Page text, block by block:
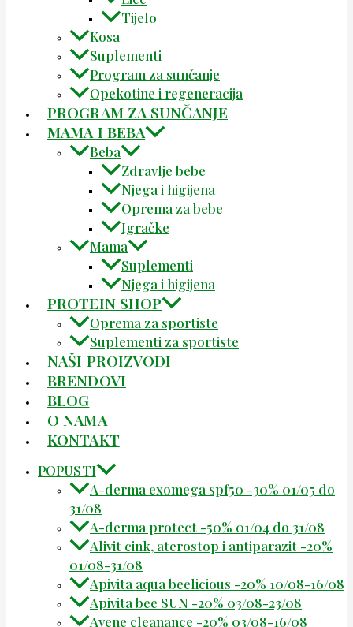
Tijelo
Kosa
Suplementi
Program za sunčanje
Opekotine i regeneracija
PROGRAM ZA SUNČANJE
MAMA I BEBA
Beba
Zdravlje bebe
Njega i higijena
Oprema za bebe
Igračke
Mama
Suplementi
Njega i higijena
PROTEIN SHOP
Oprema za sportiste
Suplementi za sportiste
NAŠI PROIZVODI
BRENDOVI
BLOG
O NAMA
KONTAKT
POPUSTI
A-derma exomega spf50 -30% 01/05 do
31/08
A-derma protect -50% 01/04 do 31/08
Alivit cink, aterostop i antiparazit -20%
01/08-31/08
Apivita aqua beelicious -20% 10/08-16/08
Apivita bee SUN -20% 03/08-23/08
Avene cleanance -20% 03/08-16/08